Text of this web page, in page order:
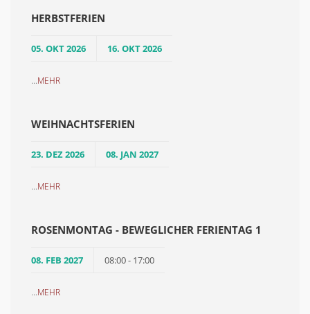
HERBSTFERIEN
05. OKT 2026 16. OKT 2026
...MEHR
WEIHNACHTSFERIEN
23. DEZ 2026 08. JAN 2027
...MEHR
ROSENMONTAG - BEWEGLICHER FERIENTAG 1
08. FEB 2027 08:00 - 17:00
...MEHR